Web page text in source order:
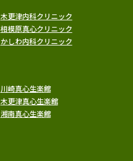
木更津内科クリニック
相模原真心クリニック
かしわ内科クリニック
川崎真心生楽館
木更津真心生楽館
湘南真心生楽館